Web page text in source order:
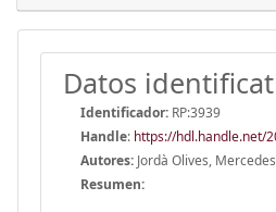
Datos
Identificador: RP:3939
Handle: https://hdl.handle.net/
Autores: Jordà Olives,
Resumen: